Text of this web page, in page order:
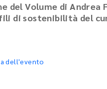
del Volume di Andrea
di sostenibilità del
dell'evento